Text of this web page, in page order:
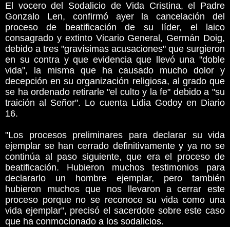
El vocero del Sodalicio de Vida Cristina, el Padre
Gonzalo Len, confirmó ayer la cancelación del
proceso de beatificación de su líder, el laico
consagrado y extinto Vicario General, Germán Doig,
debido a tres "gravísimas acusaciones" que surgieron
en su contra y que evidencia que llevó una "doble
vida", la misma que ha causado mucho dolor y
decepción en su organización religiosa, al grado que
se ha ordenado retirarle "el culto y la fe" debido a "su
traición al Señor". Lo cuenta Lidia Godoy en Diario
16.
"Los procesos preliminares para declarar su vida
ejemplar se han cerrado definitivamente y ya no se
continúa al paso siguiente, que era el proceso de
beatificación. Hubieron muchos testimonios para
declararlo un hombre ejemplar, pero también
hubieron muchos que nos llevaron a cerrar este
proceso porque no se reconoce su vida como una
vida ejemplar", precisó el sacerdote sobre este caso
que ha conmocionado a los sodalicios.